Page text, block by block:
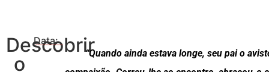
Descobrir
o
Data:
“Quando ainda estava longe, seu pai o